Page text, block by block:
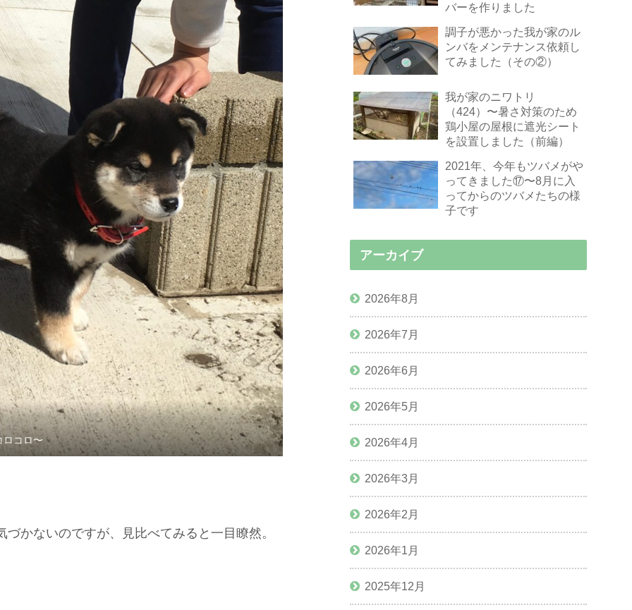
ロコロ〜
かないのですが、見比べてみると一目瞭然。
バーを作りました
調子が悪かった我が家のル
ンバをメンテナンス依頼し
てみました（その②）
我が家のニワトリ
（424）〜暑さ対策のため
鶏小屋の屋根に遮光シート
を設置しました（前編）
2021年、今年もツバメがや
ってきました⑰〜8月に入
ってからのツバメたちの様
子です
アーカイブ
2026年8月
2026年7月
2026年6月
2026年5月
2026年4月
2026年3月
2026年2月
2026年1月
2025年12月